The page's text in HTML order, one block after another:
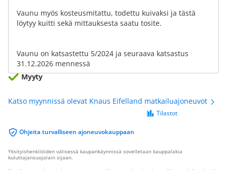
Vaunu myös kosteusmitattu, todettu kuivaksi ja tästä
löytyy kuitti sekä mittauksesta saatu tosite.
Vaunu on katsastettu 5/2024 ja seuraava katsastus
31.12.2026 mennessä
Myyty
Katso myynnissä olevat Knaus Eifelland matkailuajoneuvot
Ohjeita turvalliseen ajoneuvokauppaan
Tilastot
Yksityishenkilöiden välisessä kaupankäynnissä sovelletaan kauppalakia
kuluttajansuojalain sijaan.